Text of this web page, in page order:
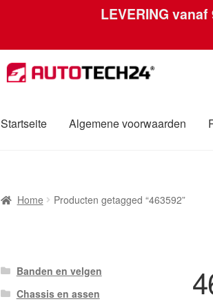
LEVERING vanaf
Ga
door
navigatie
Ga
naar
inhoud
Startseite Algemene voorwaarden
Over ons PrivacybeleidWereldwijde
Home Producten getagged “463592”
Banden en velgen
Chassis en assen